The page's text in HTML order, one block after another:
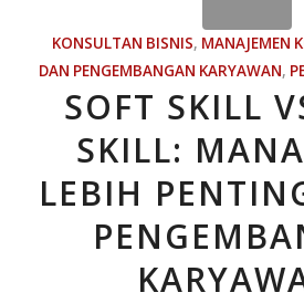
KONSULTAN BISNIS, MANAJEMEN
DAN PENGEMBANGAN KARYAWAN,
SOFT SKILL
SKILL:
LEBIH